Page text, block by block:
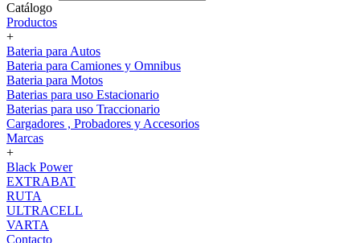
Catálogo
Productos
+
Bateria para Autos
Bateria para Camiones y Omnibus
Bateria para Motos
Baterias para uso Estacionario
Baterias para uso Traccionario
Cargadores , Probadores y Accesorios
Marcas
+
Black Power
EXTRABAT
RUTA
ULTRACELL
VARTA
Contacto